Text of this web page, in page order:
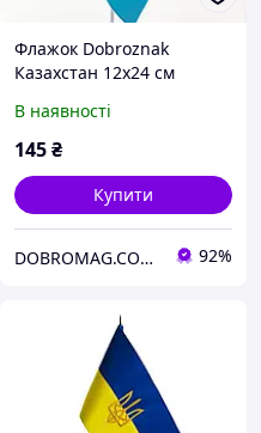
Флажок Dobroznak
Казахстан 12х24 см
В наявності
145₴
Купити
DOBROMAG.COM.UA - ДОБРОМАГ 92%